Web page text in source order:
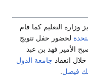
وزارة التعليم كما قام
لحضور حفل تتويج
الأمير فهد بن عبد
انعقاد جامعة الدول
فيصل